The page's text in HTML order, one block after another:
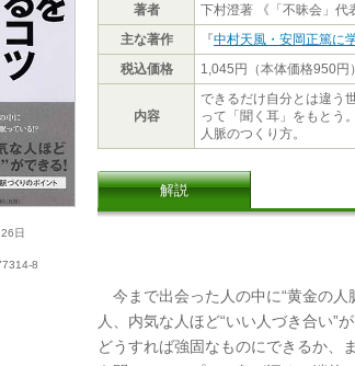
日
8
著者
下村澄著 《「不昧会」代
主な著作
『中村天風・安岡正篤に
税込価格
1,045円（本体価格950円）
内容
できるだけ自分とは違う
って「聞く耳」をもとう
人脈のつくり方。
解説
今まで出会った人の中に“黄金の
人、内気な人ほど“いい人づき合い
どうすれば強固なものにできるか、